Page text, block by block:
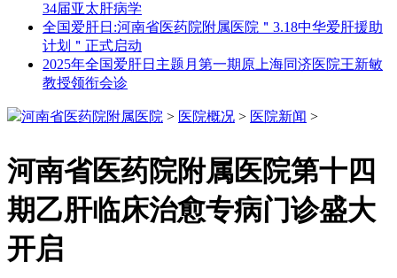
34届亚太肝病学
全国爱肝日:河南省医药院附属医院＂3.18中华爱肝援助
计划＂正式启动
2025年全国爱肝日主题月第一期原上海同济医院王新敏
教授领衔会诊
河南省医药院附属医院 > 医院概况 > 医院新闻 >
河南省医药院附属医院第十四
期乙肝临床治愈专病门诊盛大
开启